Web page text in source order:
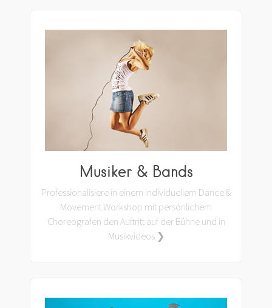
Musiker & Bands
Professionalisiere in einem individuellem Dance &
Movement Workshop mit persönlichem
Choreografen den Auftritt auf der Bühne und in
Musikvideos ❯